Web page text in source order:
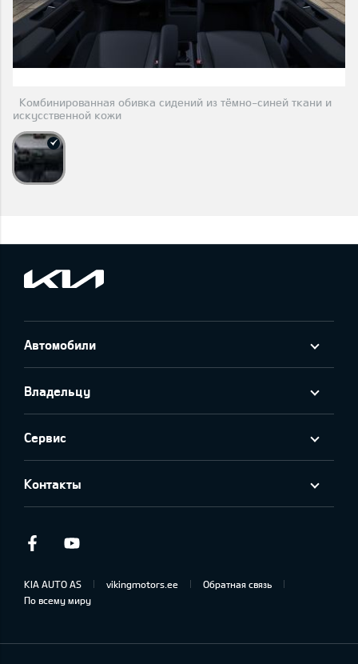
Комбинированная обивка сидений из тёмно-синей ткани и
искусственной кожи
Автомобили
Владельцу
Сервис
Контакты
Facebook
KIA AUTO AS vikingmotors.ee
Обратная связь
По всему миру